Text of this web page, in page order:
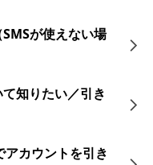
が使えない場
知りたい／引き
アカウントを引き